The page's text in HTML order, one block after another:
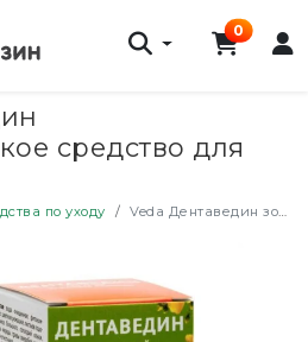
0
средство для
полостью для
г
по уходу Veda Дентаведин зоогигиеническое средство для ухода за ротовой полостью для собак и кошек, 15 г